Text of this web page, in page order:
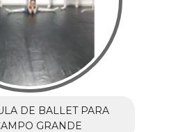
DE BALLET PARA
GRANDE